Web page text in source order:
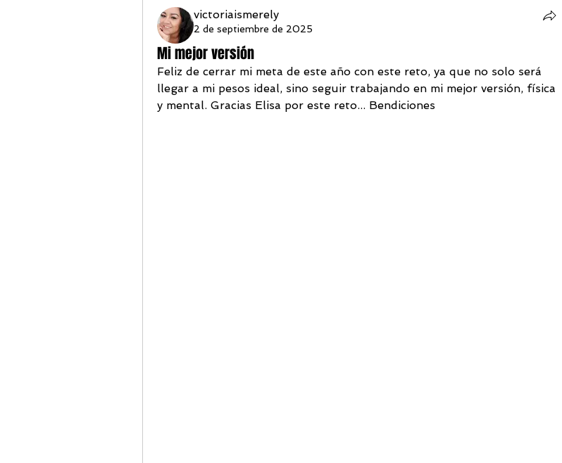
victoriaismerely
2 de septiembre de 2025
Mi mejor versión
Feliz de cerrar mi meta de este año con este reto, ya que no solo será
llegar a mi pesos ideal, sino seguir trabajando en mi mejor versión, física
y mental. Gracias Elisa por este reto... Bendiciones